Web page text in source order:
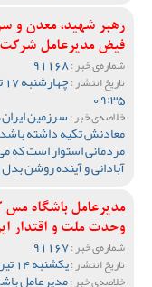
رهبر شهید، معدن و
فیض مدیرعامل شرکت
شماره‌ی خبر :
تاریخ انتشار :
09:35
خلاصه‌ی خبر :سرزمین
معادنش تکیه داشته
مردمانی استوار است که
آبادانی و آینده روشن
مدیرعامل باشگاه مس
وحدت ملت و اقتدار
شماره‌ی خبر :
تاریخ انتشار :یکشنبه 14 تیر ماه 1405 ساعت 10:35
خلاصه‌ی خبر :مدیرعامل